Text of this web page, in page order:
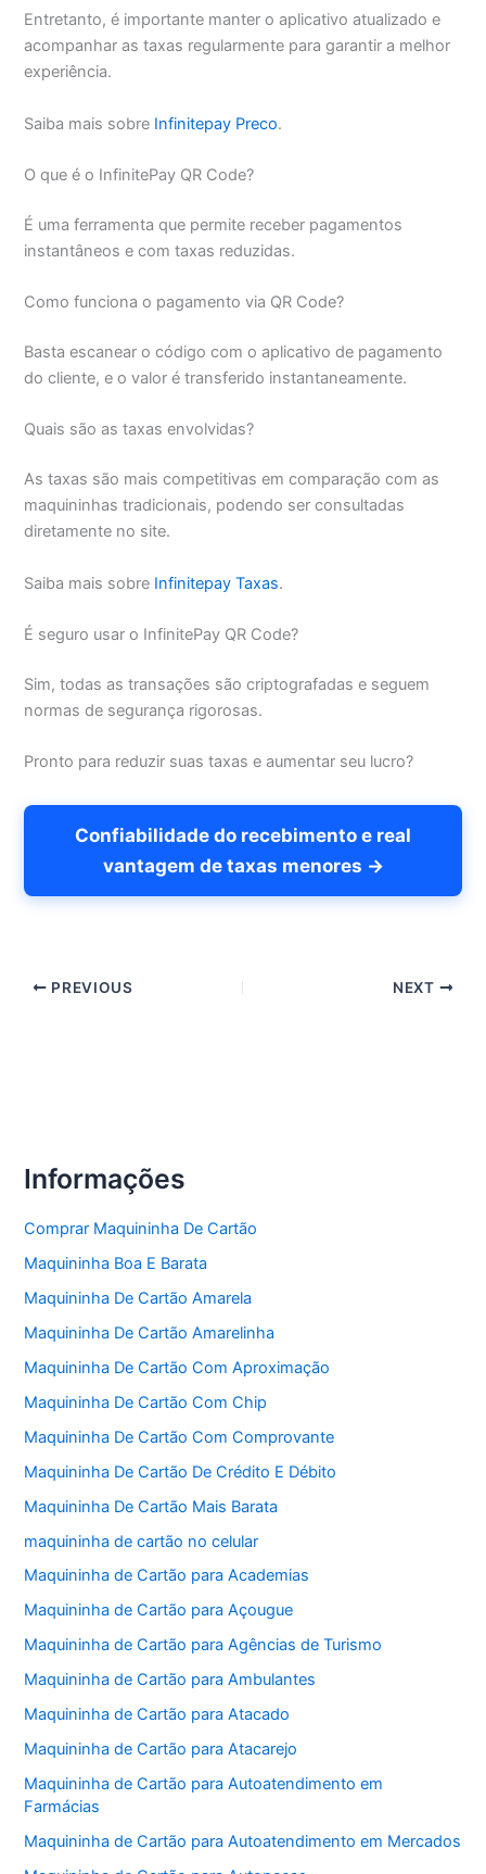
Entretanto, é importante manter o aplicativo atualizado e
acompanhar as taxas regularmente para garantir a melhor
experiência.
Saiba mais sobre Infinitepay Preco.
O que é o InfinitePay QR Code?
É uma ferramenta que permite receber pagamentos
instantâneos e com taxas reduzidas.
Como funciona o pagamento via QR Code?
Basta escanear o código com o aplicativo de pagamento
do cliente, e o valor é transferido instantaneamente.
Quais são as taxas envolvidas?
As taxas são mais competitivas em comparação com as
maquininhas tradicionais, podendo ser consultadas
diretamente no site.
Saiba mais sobre Infinitepay Taxas.
É seguro usar o InfinitePay QR Code?
Sim, todas as transações são criptografadas e seguem
normas de segurança rigorosas.
Pronto para reduzir suas taxas e aumentar seu lucro?
Confiabilidade do recebimento e real
vantagem de taxas menores →
PREVIOUS NEXT
Informações
Comprar Maquininha De Cartão
Maquininha Boa E Barata
Maquininha De Cartão Amarela
Maquininha De Cartão Amarelinha
Maquininha De Cartão Com Aproximação
Maquininha De Cartão Com Chip
Maquininha De Cartão Com Comprovante
Maquininha De Cartão De Crédito E Débito
Maquininha De Cartão Mais Barata
maquininha de cartão no celular
Maquininha de Cartão para Academias
Maquininha de Cartão para Açougue
Maquininha de Cartão para Agências de Turismo
Maquininha de Cartão para Ambulantes
Maquininha de Cartão para Atacado
Maquininha de Cartão para Atacarejo
Maquininha de Cartão para Autoatendimento em
Farmácias
Maquininha de Cartão para Autoatendimento em Mercados